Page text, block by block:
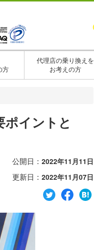
方
代理店の乗り換えを
お考えの方
イントと
公開日： 2022年11月11日
更新日： 2022年11月07日